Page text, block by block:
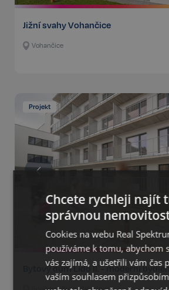
Jižní svahy Vohančice
Vohančice
Projekt
Bytový dům Lido II. - moderní
Chcete rychleji najít
správnou
Cookies na webu Real
používáme k tomu, abychom
vás zajímá, a ušetřili vám čas
vaším souhlasem